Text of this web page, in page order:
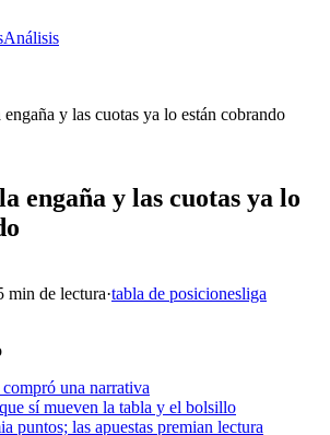
Análisis
y las cuotas ya lo están cobrando
engaña y las cuotas ya lo
min de lectura·tabla de posicionesliga
una narrativa
sí mueven la tabla y el bolsillo
puntos; las apuestas premian lectura